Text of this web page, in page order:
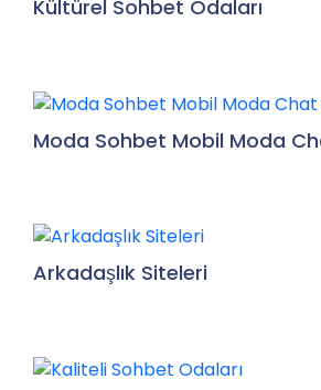
Kültürel Sohbet Odaları
Moda Sohbet Mobil Moda
Arkadaşlık Siteleri